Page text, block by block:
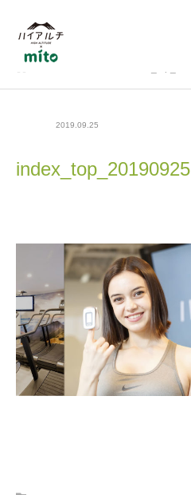
ホーム
2019.09.25
index_top_20190925